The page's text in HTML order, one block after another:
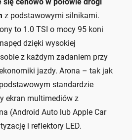
się cenowo w połowie drogi
z podstawowymi silnikami.
to 1.0 TSI o mocy 95 koni
dzięki wysokiej
z każdym zadaniem przy
jazdy. Arona – tak jak
standardzie
ekran multimediów z
(Android Auto lub Apple Car
i reflektory LED.